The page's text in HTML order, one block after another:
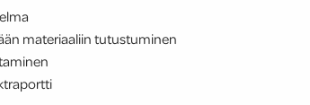
materiaaliin tutustuminen